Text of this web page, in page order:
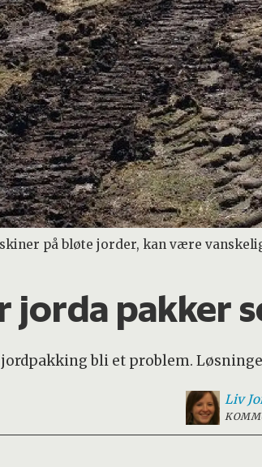
på bløte jorder, kan være
jorda pakker
bli et problem.
Liv